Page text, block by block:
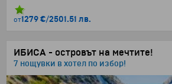
от1279 €/2501.51 лв.
ИБИСА - островът на мечтите!
7 нощувки в хотел по избор!